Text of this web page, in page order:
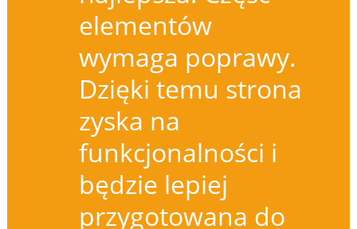
elementów
wymaga poprawy.
Dzięki temu strona
zyska na
funkcjonalności i
będzie lepiej
przygotowana do